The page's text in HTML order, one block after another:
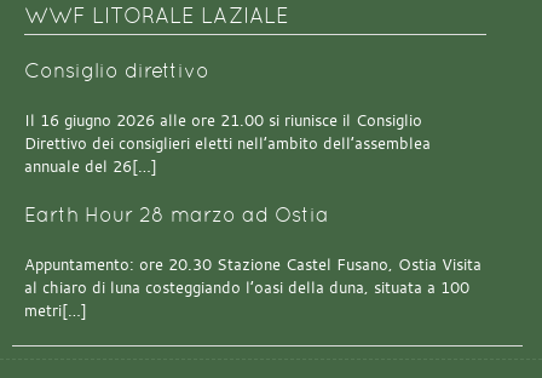
WWF LITORALE LAZIALE
Consiglio direttivo
Il 16 giugno 2026 alle ore 21.00 si riunisce il Consiglio
Direttivo dei consiglieri eletti nell’ambito dell’assemblea
annuale del 26[…]
Earth Hour 28 marzo ad Ostia
Appuntamento: ore 20.30 Stazione Castel Fusano, Ostia Visita
al chiaro di luna costeggiando l’oasi della duna, situata a 100
metri[…]